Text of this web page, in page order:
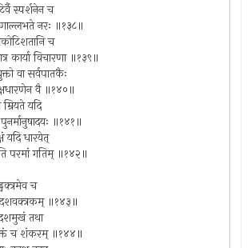
स्पर्शनेन च
नरः ॥१३८॥
च
कार्या विचारणा ॥१३९॥
वा सर्वपातकैः
वै ॥१४०॥
म्रियते यदि
॥१४१॥
यदि धारयेत्
परमां गतिम् ॥१४२॥
च
॥१४३॥
तथा
च शंकरम् ॥१४४॥